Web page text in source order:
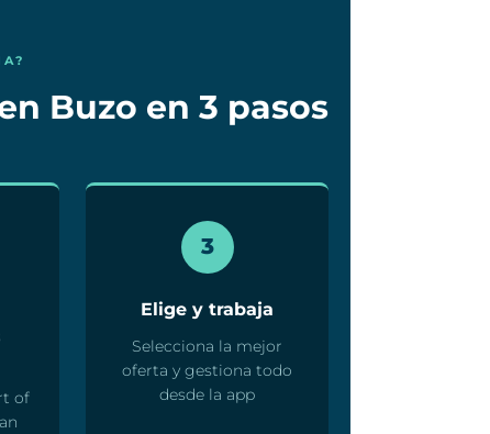
Buzo en 3 pasos
of
3
Elige y trabaja
Selecciona la mejor
oferta y gestiona todo
desde la app